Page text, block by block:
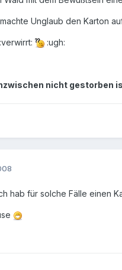
Unglaub den Karton
:ugh:
nicht gestorben
hab für solche Fälle einen